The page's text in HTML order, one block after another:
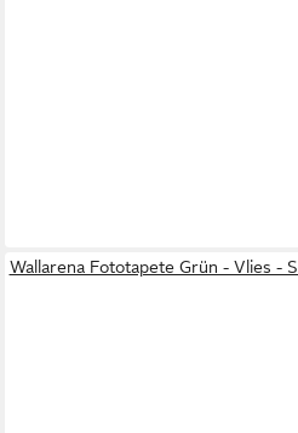
Wallarena Fototapete Grün - Vlies -